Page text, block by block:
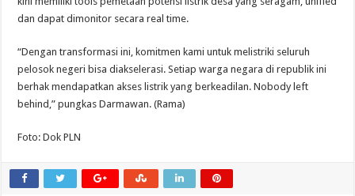
dan dapat dimonitor secara real time.
“Dengan transformasi ini, komitmen kami untuk melistriki seluruh
pelosok negeri bisa diakselerasi. Setiap warga negara di republik ini
berhak mendapatkan akses listrik yang berkeadilan. Nobody left
behind,” pungkas Darmawan. (Rama)
Foto: Dok PLN